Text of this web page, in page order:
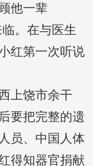
他一辈
。在与医生
红第一次听说
上饶市余干
要把完整的遗
员、中国人体
得知器官捐献